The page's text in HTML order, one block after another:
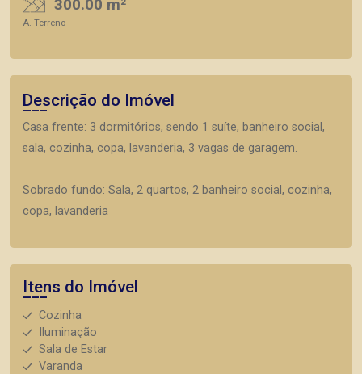
300.00 m²
A. Terreno
Descrição do Imóvel
Casa frente: 3 dormitórios, sendo 1 suíte, banheiro social,
sala, cozinha, copa, lavanderia, 3 vagas de garagem.
Sobrado fundo: Sala, 2 quartos, 2 banheiro social, cozinha,
copa, lavanderia
Itens do Imóvel
Cozinha
Iluminação
Sala de Estar
Varanda